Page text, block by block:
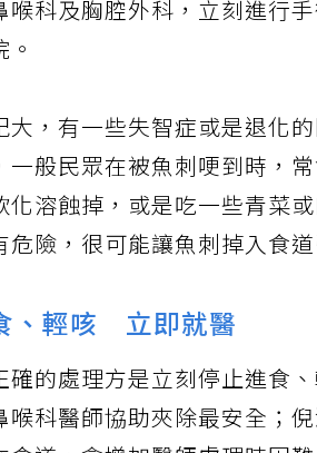
喉科及胸腔外科，立刻進行
大，有一些失智症或是退化
一般民眾在被魚刺哽到時，
化溶蝕掉，或是吃一些青菜
危險，很可能讓魚刺掉入食
、輕咳 立即就醫
確的處理方是立刻停止進食
喉科醫師協助夾除最安全；